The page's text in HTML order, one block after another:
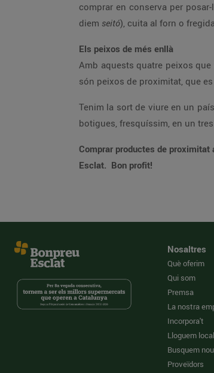
comprar en conserva per
diem seitó), cuita al forn o
Els peixos de més enllà
Amb aquests quatre peixos que
són peixos de proximitat, que
Tenim la sort de viure en un
botigues, fresquíssim, en un
Comprar productes de proximitat
Esclat. Bon profit!
Nosaltres
Què oferim
Qui som
Premsa
La nostra
Incorpora't
Lloguem
Busquem
Proveïdors